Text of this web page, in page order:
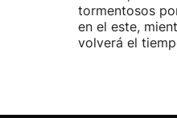
tormentosos
en el este,
volverá el